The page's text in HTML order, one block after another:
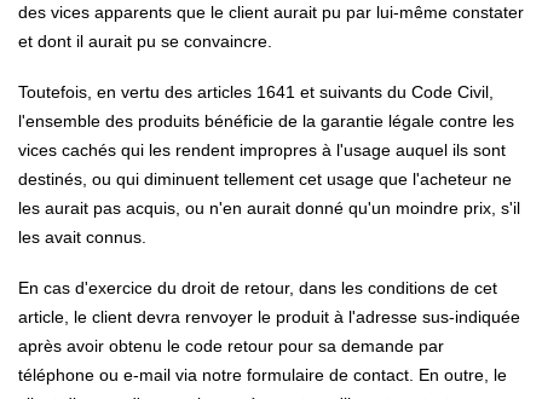
des vices apparents que le client aurait pu par lui-même constater
et dont il aurait pu se convaincre.
Toutefois, en vertu des articles 1641 et suivants du Code Civil,
l'ensemble des produits bénéficie de la garantie légale contre les
vices cachés qui les rendent impropres à l'usage auquel ils sont
destinés, ou qui diminuent tellement cet usage que l'acheteur ne
les aurait pas acquis, ou n'en aurait donné qu'un moindre prix, s'il
les avait connus.
En cas d'exercice du droit de retour, dans les conditions de cet
article, le client devra renvoyer le produit à l'adresse sus-indiquée
après avoir obtenu le code retour pour sa demande par
téléphone ou e-mail via notre formulaire de contact. En outre, le